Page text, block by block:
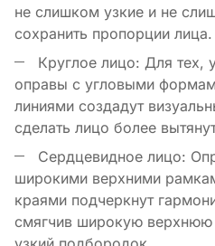
не слишком узкие и не
сохранить пропорции лица.
Круглое лицо: Для тех,
оправы с угловыми
линиями создадут
сделать лицо более
Сердцевидное лицо:
широкими верхними
краями подчеркнут
смягчив широкую верхнюю